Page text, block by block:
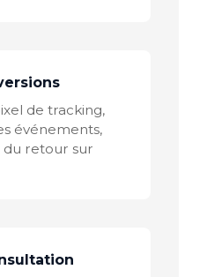
de tracking,
événements,
du retour sur